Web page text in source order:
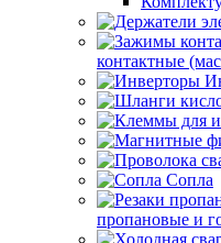
контактные
Сопла
пропановые и